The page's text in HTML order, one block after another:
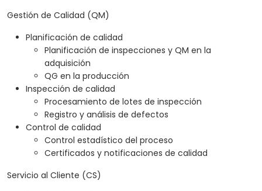
Gestión de Calidad (QM)
Planificación de calidad
Planificación de inspecciones y QM en la
adquisición
QG en la producción
Inspección de calidad
Procesamiento de lotes de inspección
Registro y análisis de defectos
Control de calidad
Control estadístico del proceso
Certificados y notificaciones de calidad
Servicio al Cliente (CS)